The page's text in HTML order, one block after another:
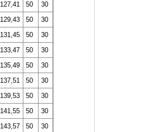
127,41 50
30
129,43 50
30
131,45 50
30
133,47 50
30
135,49 50
30
137,51 50
30
139,53 50
30
141,55 50
30
143,57 50 30